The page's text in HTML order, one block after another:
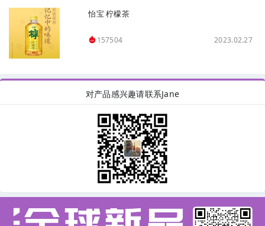
怡宝 柠檬茶
157504 2023.02.27
对产品感兴趣请联系Jane